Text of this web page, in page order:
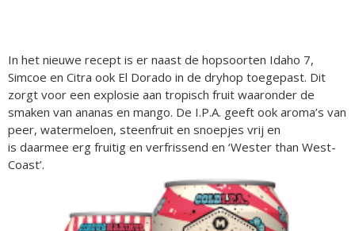
In het nieuwe recept is er naast de hopsoorten Idaho 7,
Simcoe en Citra ook El Dorado in de dryhop toegepast. Dit
zorgt voor een explosie aan tropisch fruit waaronder de
smaken van ananas en mango. De I.P.A. geeft ook aroma’s van
peer, watermeloen, steenfruit en snoepjes vrij en
is daarmee erg fruitig en verfrissend en ‘Wester than West-
Coast’.